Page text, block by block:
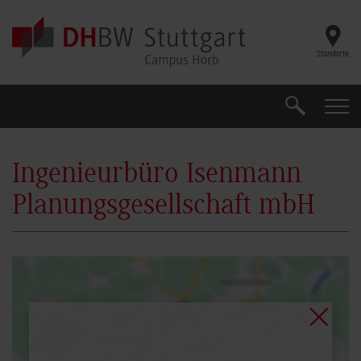
Skip to main content
Standorte
Search
Ingenieurbüro Isenmann
Planungsgesellschaft mbH